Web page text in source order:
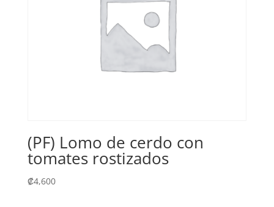
(PF) Lomo de cerdo con
tomates rostizados
₡4,600